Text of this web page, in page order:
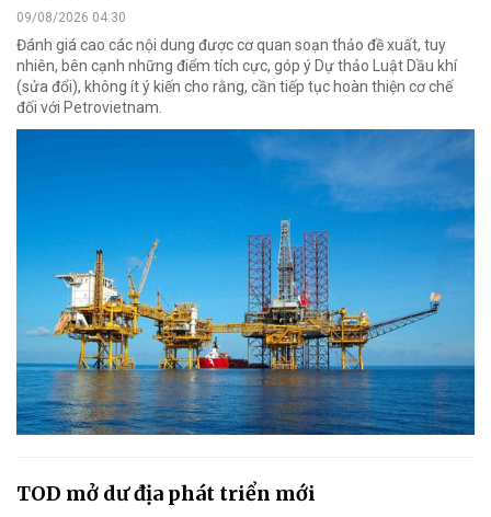
09/08/2026 04:30
Đánh giá cao các nội dung được cơ quan soạn thảo đề xuất, tuy
nhiên, bên cạnh những điểm tích cực, góp ý Dự thảo Luật Dầu khí
(sửa đổi), không ít ý kiến cho rằng, cần tiếp tục hoàn thiện cơ chế
đối với Petrovietnam.
TOD mở dư địa phát triển mới